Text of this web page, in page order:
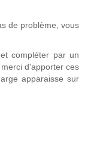
de problème, vous
compléter par un
d'apporter ces
apparaisse sur